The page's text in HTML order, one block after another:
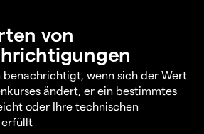
von
benachrichtigt, wenn sich der Wert
ändert, er ein bestimmtes
oder Ihre technischen
erfüllt